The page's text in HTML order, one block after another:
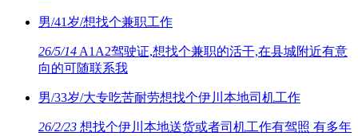
男/41岁/想找个兼职工作
26/5/14 A1A2驾驶证,想找个兼职的活干,在县城附近有意
向的可随联系我
男/33岁/大专吃苦耐劳想找个伊川本地司机工作
26/2/23 想找个伊川本地送货或者司机工作有驾照 有多年